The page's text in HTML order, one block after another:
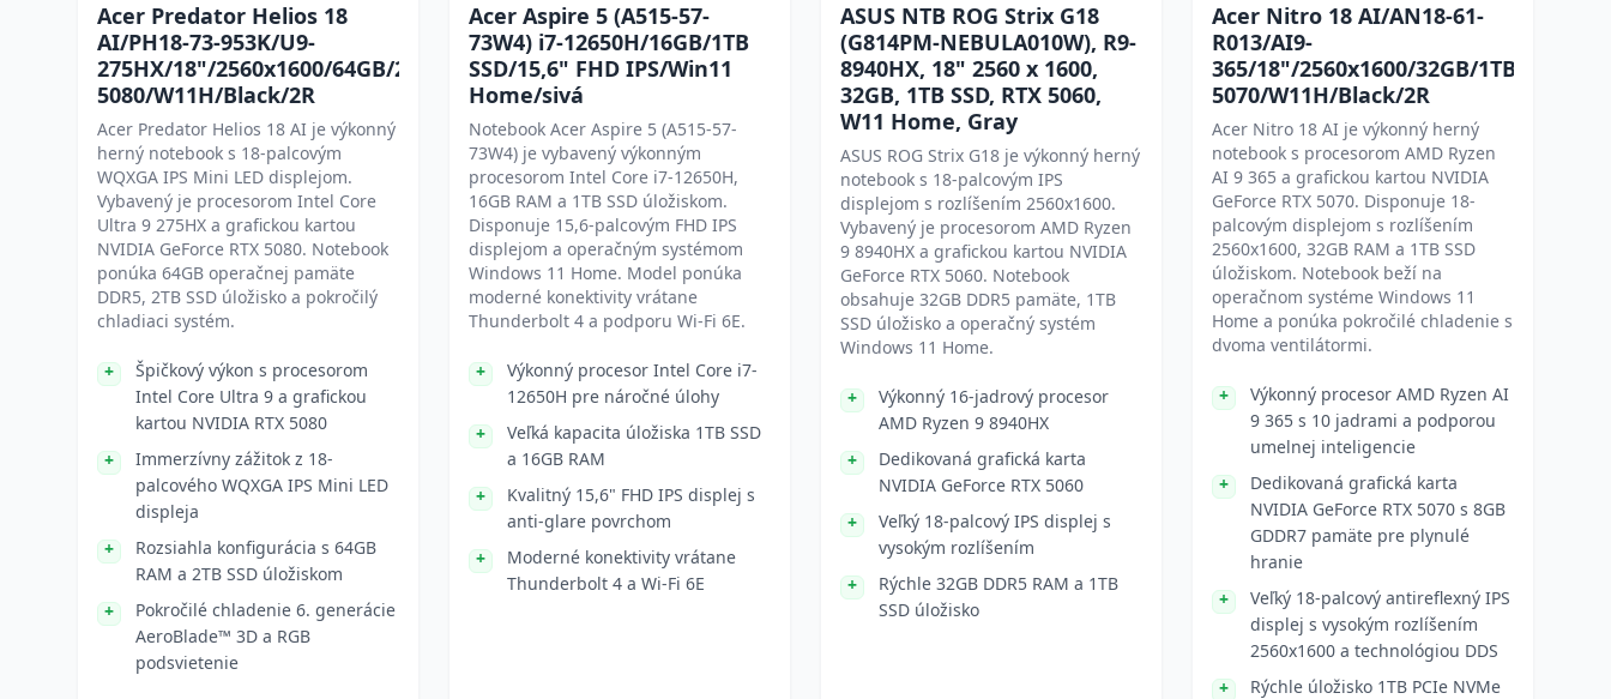
Acer Predator Helios 18
AI/PH18-73-953K/U9-
275HX/18"/2560x1600/64GB/2TB/RTX
5080/W11H/Black/2R
Acer Predator Helios 18 AI je výkonný
herný notebook s 18-palcovým
WQXGA IPS Mini LED displejom.
Vybavený je procesorom Intel Core
Ultra 9 275HX a grafickou kartou
NVIDIA GeForce RTX 5080. Notebook
ponúka 64GB operačnej pamäte
DDR5, 2TB SSD úložisko a pokročilý
chladiaci systém.
Špičkový výkon s procesorom
Intel Core Ultra 9 a grafickou
kartou NVIDIA RTX 5080
Immerzívny zážitok z 18-
palcového WQXGA IPS Mini LED
displeja
Rozsiahla konfigurácia s 64GB
RAM a 2TB SSD úložiskom
Pokročilé chladenie 6. generácie
AeroBlade™ 3D a RGB
podsvietenie
Acer Aspire 5 (A515-57-
73W4) i7-12650H/16GB/1TB
SSD/15,6" FHD IPS/Win11
Home/sivá
Notebook Acer Aspire 5 (A515-57-
73W4) je vybavený výkonným
procesorom Intel Core i7-12650H,
16GB RAM a 1TB SSD úložiskom.
Disponuje 15,6-palcovým FHD IPS
displejom a operačným systémom
Windows 11 Home. Model ponúka
moderné konektivity vrátane
Thunderbolt 4 a podporu Wi-Fi 6E.
Výkonný procesor Intel Core i7-
12650H pre náročné úlohy
Veľká kapacita úložiska 1TB SSD
a 16GB RAM
Kvalitný 15,6" FHD IPS displej s
anti-glare povrchom
Moderné konektivity vrátane
Thunderbolt 4 a Wi-Fi 6E
ASUS NTB ROG Strix G18
(G814PM-NEBULA010W), R9-
8940HX, 18" 2560 x 1600,
32GB, 1TB SSD, RTX 5060,
W11 Home, Gray
ASUS ROG Strix G18 je výkonný herný
notebook s 18-palcovým IPS
displejom s rozlíšením 2560x1600.
Vybavený je procesorom AMD Ryzen
9 8940HX a grafickou kartou NVIDIA
GeForce RTX 5060. Notebook
obsahuje 32GB DDR5 pamäte, 1TB
SSD úložisko a operačný systém
Windows 11 Home.
Výkonný 16-jadrový procesor
AMD Ryzen 9 8940HX
Dedikovaná grafická karta
NVIDIA GeForce RTX 5060
Veľký 18-palcový IPS displej s
vysokým rozlíšením
Rýchle 32GB DDR5 RAM a 1TB
SSD úložisko
Acer Nitro 18 AI/AN18-61-
R013/AI9-
365/18"/2560x1600/32GB/1TB/RTX
5070/W11H/Black/2R
Acer Nitro 18 AI je výkonný herný
notebook s procesorom AMD Ryzen
AI 9 365 a grafickou kartou NVIDIA
GeForce RTX 5070. Disponuje 18-
palcovým displejom s rozlíšením
2560x1600, 32GB RAM a 1TB SSD
úložiskom. Notebook beží na
operačnom systéme Windows 11
Home a ponúka pokročilé chladenie s
dvoma ventilátormi.
Výkonný procesor AMD Ryzen AI
9 365 s 10 jadrami a podporou
umelnej inteligencie
Dedikovaná grafická karta
NVIDIA GeForce RTX 5070 s 8GB
GDDR7 pamäte pre plynulé
hranie
Veľký 18-palcový antireflexný IPS
displej s vysokým rozlíšením
2560x1600 a technológiou DDS
Rýchle úložisko 1TB PCIe NVMe